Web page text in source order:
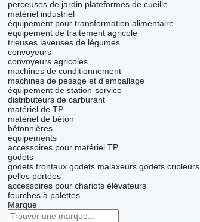
perceuses de jardin plateformes de cueille
matériel industriel
équipement pour transformation alimentaire
équipement de traitement agricole
trieuses laveuses de légumes
convoyeurs
convoyeurs agricoles
machines de conditionnement
machines de pesage et d'emballage
équipement de station-service
distributeurs de carburant
matériel de TP
matériel de béton
bétonnières
équipements
accessoires pour matériel TP
godets
godets frontaux godets malaxeurs godets cribleurs
pelles portées
accessoires pour chariots élévateurs
fourches à palettes
Marque